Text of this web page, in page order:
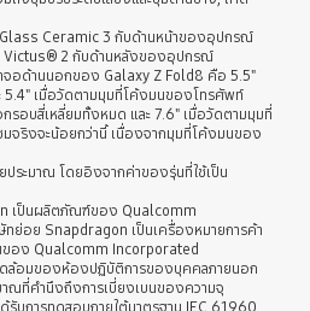
Ceramic 3 กับด้านหน้าของอุปกรณ์
2 กับด้านหลังของอุปกรณ์
จอด้านนอกของ Galaxy Z Fold8 คือ 5.5"
5.4" เมื่อวัดตามมุมที่โค้งมนของโทรศัพท์
รอบสี่เหลี่ยมทั้งหมด และ 7.6" เมื่อวัดตามมุมที่
จริงจะน้อยกว่านี้ เนื่องจากมุมที่โค้งมนของ
ระมาณ โดยอิงจากค่าของรุ่นที่ใช้เป็น
เป็นผลิตภัณฑ์ของ Qualcomm
ย่อย Snapdragon เป็นเครื่องหมายการค้า
ของ Qualcomm Incorporated
ล้อมของห้องปฏิบัติการของบุคคลภายนอก
ณที่คำนึงถึงการเบี่ยงเบนของความจุ